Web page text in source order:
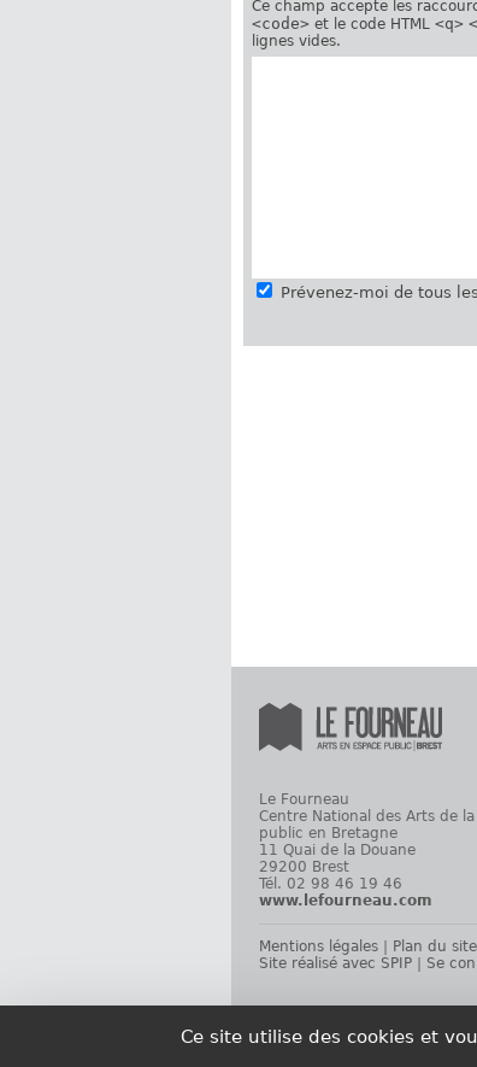
Ce site utilise des cookies et
Ce champ accepte les
<code> et le code HTML <q>
lignes vides.
Prévenez-moi de tous
Le Fourneau
Centre National des Arts de
public en Bretagne
11 Quai de la Douane
29200 Brest
Tél. 02 98 46 19 46
www.lefourneau.com
Mentions légales
Plan du site
Site réalisé avec SPIP
Se